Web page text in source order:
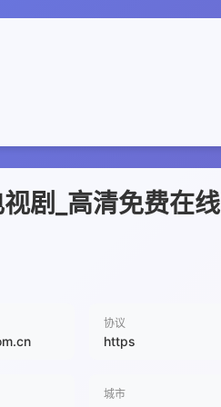
剧_高清免费在线
协议
https
城市